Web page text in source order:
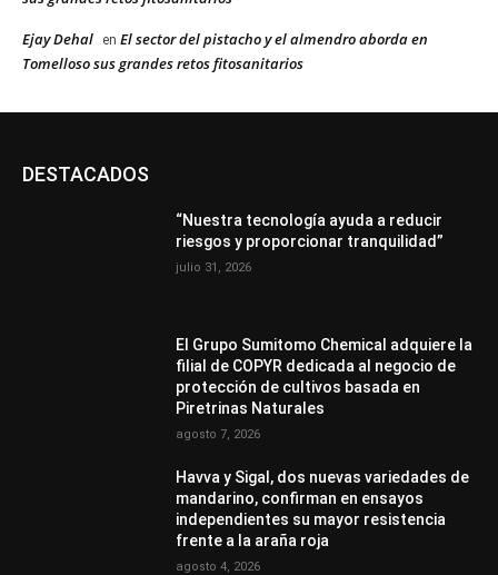
Ejay Dehal en El sector del pistacho y el almendro aborda en
Tomelloso sus grandes retos fitosanitarios
DESTACADOS
“Nuestra tecnología ayuda a reducir
riesgos y proporcionar tranquilidad”
julio 31, 2026
El Grupo Sumitomo Chemical adquiere la
filial de COPYR dedicada al negocio de
protección de cultivos basada en
Piretrinas Naturales
agosto 7, 2026
Havva y Sigal, dos nuevas variedades de
mandarino, confirman en ensayos
independientes su mayor resistencia
frente a la araña roja
agosto 4, 2026